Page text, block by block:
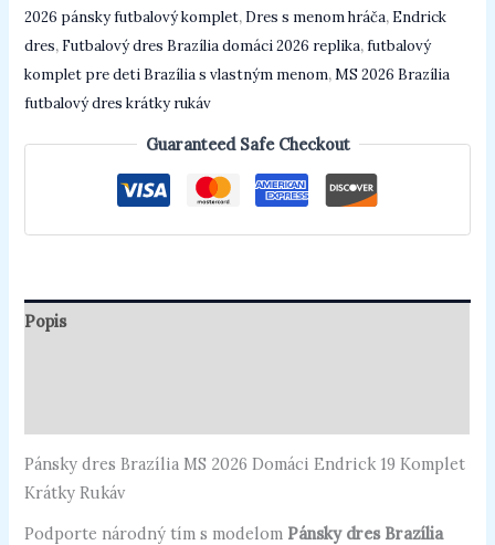
2026 pánsky futbalový komplet, Dres s menom hráča, Endrick
dres, Futbalový dres Brazília domáci 2026 replika,futbalový
komplet pre deti Brazília s vlastným menom,MS 2026 Brazília
futbalový dres krátky rukáv
Guaranteed Safe Checkout
Popis
Pánsky dres Brazília MS 2026 Domáci Endrick 19 Komplet
Krátky Rukáv
Podporte národný tím s modelom Pánsky dres Brazília